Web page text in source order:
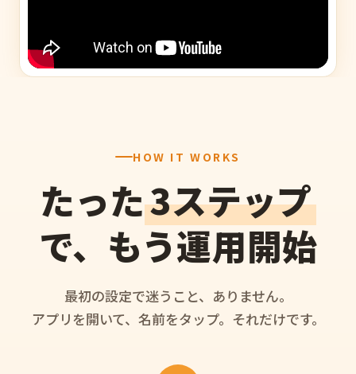
HOW IT WORKS
たった3ステップ
で、もう運用開始
最初の設定で迷うこと、ありません。
アプリを開いて、名前をタップ。それだけです。